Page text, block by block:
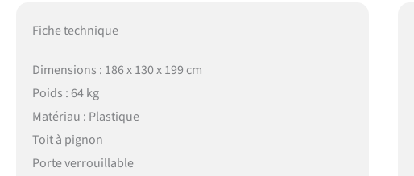
Fiche technique
Dimensions : 186 x 130 x 199 cm
Poids : 64 kg
Matériau : Plastique
Toit à pignon
Porte verrouillable